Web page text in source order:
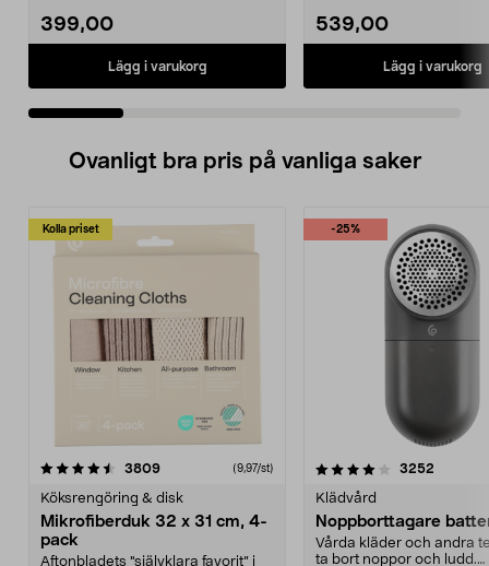
399,00
Lägg i varukorg
539,00
Lägg i varukorg
Ovanligt bra pris på vanliga saker
Kolla priset
3809recensioner (9,97/st)
Köksrengöring & disk
Mikrofiberduk 32 x 31 cm, 4-
pack
Aftonbladets "självklara favorit” i
-25%
4.0av 5 stjärnor 3252
Klädvård
Noppborttagare
Vårda kläder och andra
ta bort noppor och ludd.
4.5av 5 stjärnor